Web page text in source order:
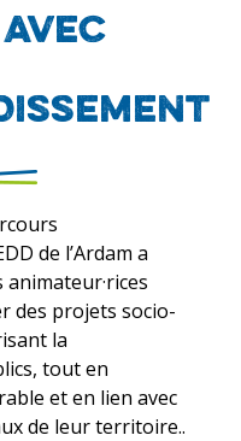
avec
de l’Ardam a
des projets socio-
la
tout en
et en lien avec
de leur territoire..